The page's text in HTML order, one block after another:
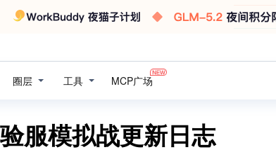
圈层 工具 MCP广场
服模拟战更新日志